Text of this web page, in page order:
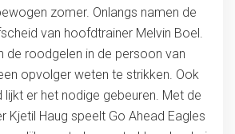
zomer. Onlangs namen de
van hoofdtrainer Melvin Boel.
de roodgelen in de persoon van
opvolger weten te strikken. Ook
er het nodige gebeuren. Met de
Kjetil Haug speelt Go Ahead Eagles